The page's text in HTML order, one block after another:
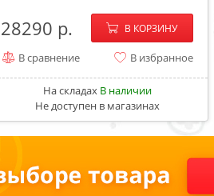
28290 − +
В КОРЗИНУ
В сравнение В избранное
На складах В наличии
Не доступен в магазинах